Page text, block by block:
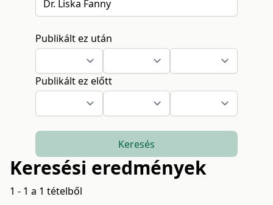
Publikált ez után
Publikált ez előtt
Keresés
Keresési eredmények
1 - 1 a 1 tételből